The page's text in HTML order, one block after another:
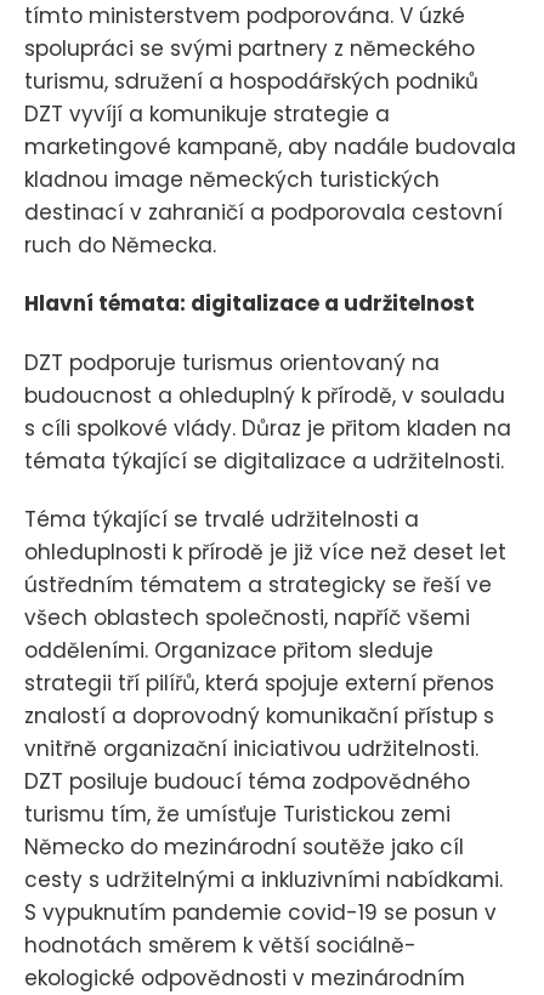
tímto ministerstvem podporována. V úzké
spolupráci se svými partnery z německého
turismu, sdružení a hospodářských podniků
DZT vyvíjí a komunikuje strategie a
marketingové kampaně, aby nadále budovala
kladnou image německých turistických
destinací v zahraničí a podporovala cestovní
ruch do Německa.
Hlavní témata: digitalizace a udržitelnost
DZT podporuje turismus orientovaný na
budoucnost a ohleduplný k přírodě, v souladu
s cíli spolkové vlády. Důraz je přitom kladen na
témata týkající se digitalizace a udržitelnosti.
Téma týkající se trvalé udržitelnosti a
ohleduplnosti k přírodě je již více než deset let
ústředním tématem a strategicky se řeší ve
všech oblastech společnosti, napříč všemi
odděleními. Organizace přitom sleduje
strategii tří pilířů, která spojuje externí přenos
znalostí a doprovodný komunikační přístup s
vnitřně organizační iniciativou udržitelnosti.
DZT posiluje budoucí téma zodpovědného
turismu tím, že umísťuje Turistickou zemi
Německo do mezinárodní soutěže jako cíl
cesty s udržitelnými a inkluzivními nabídkami.
S vypuknutím pandemie covid-19 se posun v
hodnotách směrem k větší sociálně-
ekologické odpovědnosti v mezinárodním